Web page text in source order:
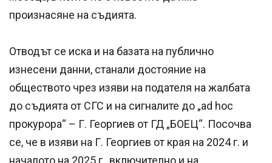
произнасяне на съдията.
Отводът се иска и на базата на публично
изнесени данни, станали достояние на
обществото чрез изяви на подателя на жалбата
до съдията от СГС и на сигналите до „ad hoc
прокурора“ – Г. Георгиев от ГД „БОЕЦ“. Посочва
се, че в изяви на Г. Георгиев от края на 2024 г. и